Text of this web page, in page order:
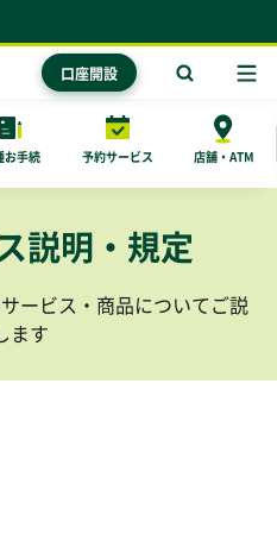
口座開設
お手続 予約サービス 店舗・ATM
説明・規定
ービス・商品についてご説
ます